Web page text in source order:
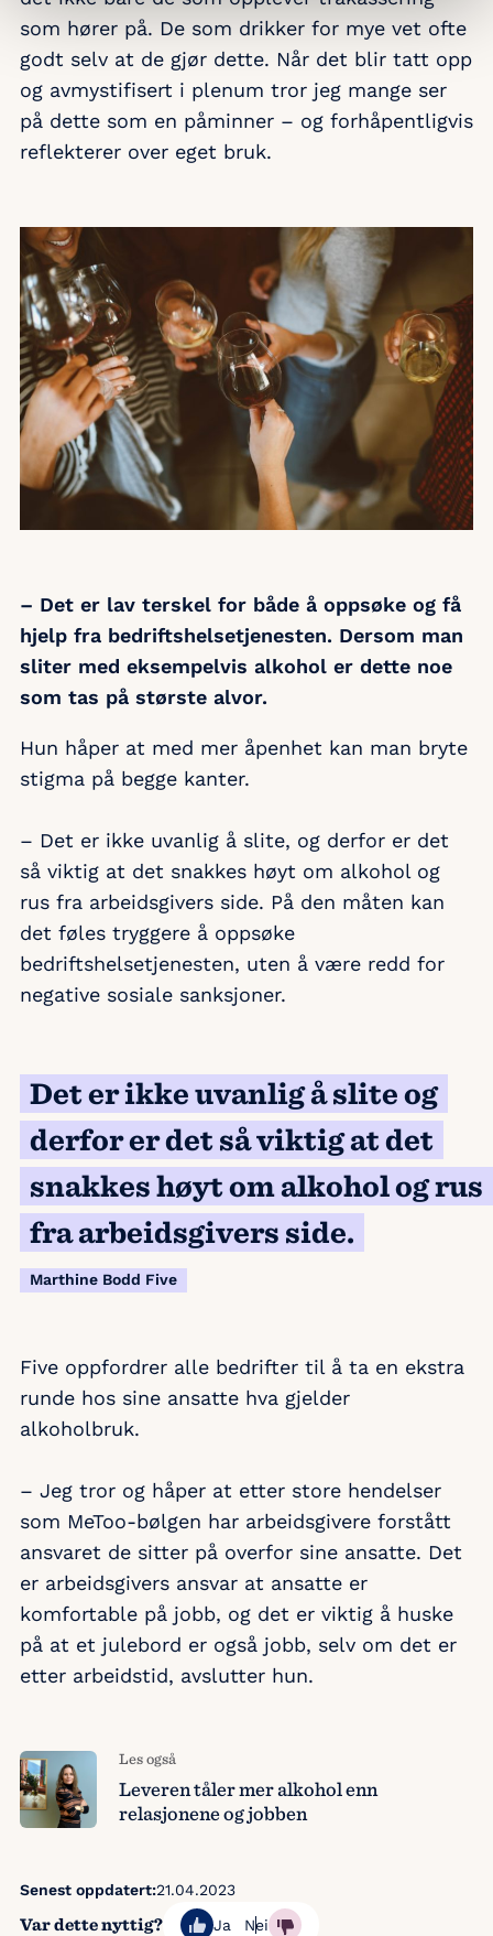
som hører på. De som drikker for mye vet ofte
godt selv at de gjør dette. Når det blir tatt opp
og avmystifisert i plenum tror jeg mange ser
på dette som en påminner – og forhåpentligvis
reflekterer over eget bruk.
– Det er lav terskel for både å oppsøke og få
hjelp fra bedriftshelsetjenesten. Dersom man
sliter med eksempelvis alkohol er dette noe
som tas på største alvor.
Hun håper at med mer åpenhet kan man bryte
stigma på begge kanter.
– Det er ikke uvanlig å slite, og derfor er det
så viktig at det snakkes høyt om alkohol og
rus fra arbeidsgivers side. På den måten kan
det føles tryggere å oppsøke
bedriftshelsetjenesten, uten å være redd for
negative sosiale sanksjoner.
Det er ikke uvanlig å slite og
derfor er det så viktig at det
snakkes høyt om alkohol og rus
fra arbeidsgivers side.
Marthine Bodd Five
Five oppfordrer alle bedrifter til å ta en ekstra
runde hos sine ansatte hva gjelder
alkoholbruk.
– Jeg tror og håper at etter store hendelser
som MeToo-bølgen har arbeidsgivere forstått
ansvaret de sitter på overfor sine ansatte. Det
er arbeidsgivers ansvar at ansatte er
komfortable på jobb, og det er viktig å huske
på at et julebord er også jobb, selv om det er
etter arbeidstid, avslutter hun.
Les også
Leveren tåler mer alkohol enn
relasjonene og jobben
Var dette nyttig? Ja Nei
Senest oppdatert:21.04.2023